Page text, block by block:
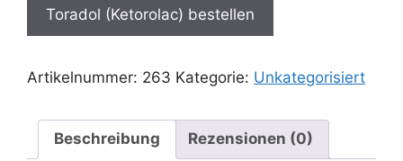
Toradol (Ketorolac) bestellen
Artikelnummer: 263 Kategorie: Unkategorisiert
Beschreibung Rezensionen (0)